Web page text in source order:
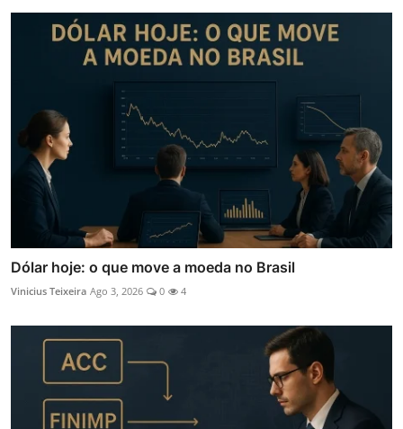
Dólar hoje: o que move a moeda no Brasil
Vinicius Teixeira Ago 3, 2026 0 4